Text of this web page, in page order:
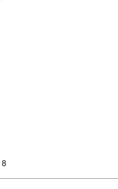
8